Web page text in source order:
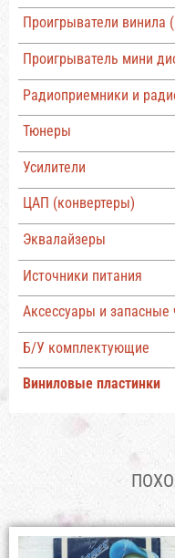
Проигрыватели винила
Проигрыватель мини
Радиоприемники и
Тюнеры
Усилители
ЦАП (конвертеры)
Эквалайзеры
Источники питания
Аксессуары и запасные
Б/У комплектующие
Виниловые пластинки